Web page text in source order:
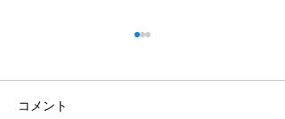
コメント